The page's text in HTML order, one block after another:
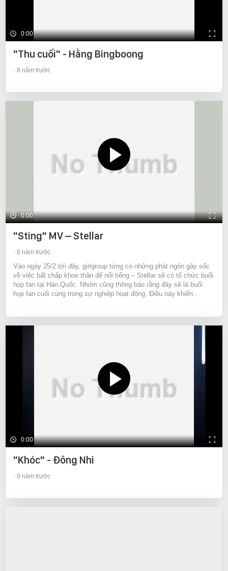
0:00
"Thu cuối" - Hằng Bingboong
8 năm trước
0:00
"Sting" MV – Stellar
8 năm trước
Vào ngày 25/2 tới đây, girlgroup từng có những phát ngôn gây sốc
về việc bất chấp khoe thân để nổi tiếng – Stellar sẽ có tổ chức buổi
họp fan tại Hàn Quốc. Nhóm cũng thông báo rằng đây sẽ là buổi
họp fan cuối cùng trong sự nghiệp hoạt động. Điều này khiến...
0:00
"Khóc" - Đông Nhi
8 năm trước